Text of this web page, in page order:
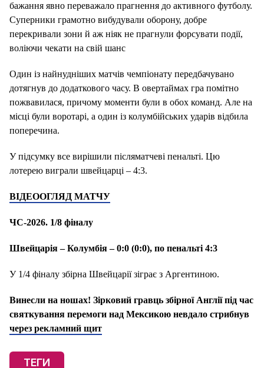
бажання явно переважало прагнення до активного футболу.
Суперники грамотно вибудували оборону, добре
перекривали зони й аж ніяк не прагнули форсувати події,
воліючи чекати на свій шанс
Один із найнудніших матчів чемпіонату передбачувано
дотягнув до додаткового часу. В овертаймах гра помітно
пожвавилася, причому моменти були в обох команд. Але на
місці були воротарі, а один із колумбійських ударів відбила
поперечина.
У підсумку все вирішили післяматчеві пенальті. Цю
лотерею виграли швейцарці – 4:3.
ВІДЕООГЛЯД МАТЧУ
ЧС-2026. 1/8 фіналу
Швейцарія – Колумбія – 0:0 (0:0), пo пенальті 4:3
У 1/4 фіналу збірна Швейцарії зіграє з Аргентиною.
Винесли на ношах! Зірковий гравць збірної Англії під час
святкування перемоги над Мексикою невдало стрибнув
через рекламний щит
ТЕГИ